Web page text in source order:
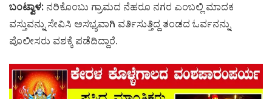
ಬಂಟ್ವಾಳ:ನರಿಕೊಂಬು ಗ್ರಾಮದ ನೆಹರೂ ನಗರ ಎಂಬಲ್ಲಿ ಮಾದಕ
ವಸ್ತುವನ್ನು ಸೇವಿಸಿ ಅಸಭ್ಯವಾಗಿ ವರ್ತಿಸುತ್ತಿದ್ದ ತಂಡದ ಓರ್ವನನ್ನು
ಪೊಲೀಸರು ವಶಕ್ಕೆ ಪಡೆದಿದ್ದಾರೆ.